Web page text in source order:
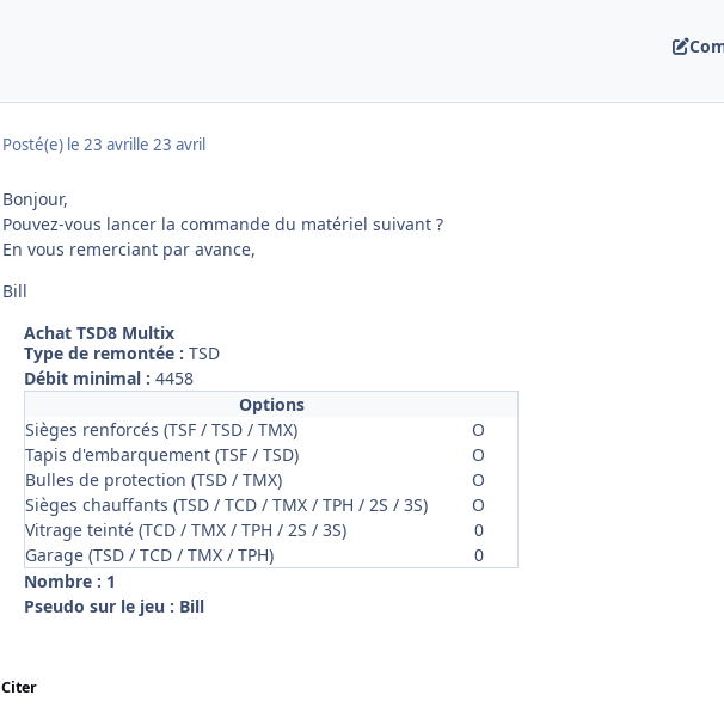
Posté(e) le 23 avrille 23 avril
Bonjour,
Pouvez-vous lancer la commande du matériel suivant ?
En vous remerciant par avance,
Bill
Achat TSD8 Multix
Type de remontée : TSD
Débit minimal : 4458
Options
Sièges renforcés (TSF / TSD / TMX)
O
Tapis d'embarquement (TSF / TSD)
O
Bulles de protection (TSD / TMX)
O
Sièges chauffants (TSD / TCD / TMX / TPH / 2S / 3S)
O
Vitrage teinté (TCD / TMX / TPH / 2S / 3S)
0
Garage (TSD / TCD / TMX / TPH)
0
Nombre : 1
Pseudo sur le jeu : Bill
Citer